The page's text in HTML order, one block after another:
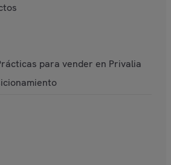
para vender en Privalia